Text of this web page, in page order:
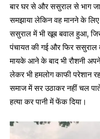
I've read and accept the
32,111
बार घर से और ससुराल से भाग
समझाया लेकिन वह मानने के
ससुराल में भी खूब बवाल हुआ,
पंचायत की गई और फिर ससुराल
मायके आने के बाद भी रौशनी
लेकर भी हमलोग काफी परेशान
समाज में सर उठाकर नहीं चल
हत्या कर पानी में फेंक दिया।